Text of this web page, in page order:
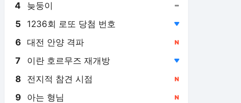
4 늦둥이
5 1236회 로또 당첨 번호
6 대전 안양 격파
7 이란 호르무즈 재개방
8 전지적 참견 시점
9 아는 형님